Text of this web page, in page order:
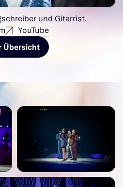
und Gitarrist.
YouTube
Übersicht